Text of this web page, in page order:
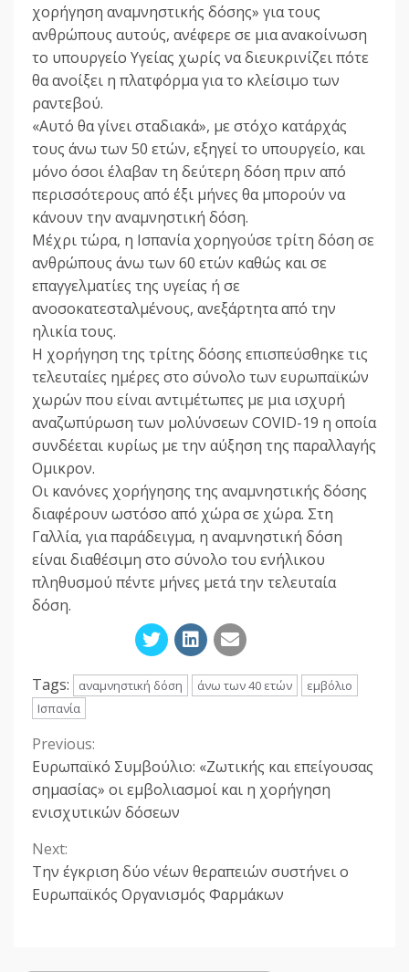
χορήγηση αναμνηστικής δόσης» για τους
ανθρώπους αυτούς, ανέφερε σε μια ανακοίνωση
το υπουργείο Υγείας χωρίς να διευκρινίζει πότε
θα ανοίξει η πλατφόρμα για το κλείσιμο των
ραντεβού.
«Αυτό θα γίνει σταδιακά», με στόχο κατ΄αρχάς
τους άνω των 50 ετών, εξηγεί το υπουργείο, και
μόνο όσοι έλαβαν τη δεύτερη δόση πριν από
περισσότερους από έξι μήνες θα μπορούν να
κάνουν την αναμνηστική δόση.
Μέχρι τώρα, η Ισπανία χορηγούσε τρίτη δόση σε
ανθρώπους άνω των 60 ετών καθώς και σε
επαγγελματίες της υγείας ή σε
ανοσοκατεσταλμένους, ανεξάρτητα από την
ηλικία τους.
Η χορήγηση της τρίτης δόσης επισπεύσθηκε τις
τελευταίες ημέρες στο σύνολο των ευρωπαϊκών
χωρών που είναι αντιμέτωπες με μια ισχυρή
αναζωπύρωση των μολύνσεων COVID-19 η οποία
συνδέεται κυρίως με την αύξηση της παραλλαγής
Ομικρον.
Οι κανόνες χορήγησης της αναμνηστικής δόσης
διαφέρουν ωστόσο από χώρα σε χώρα. Στη
Γαλλία, για παράδειγμα, η αναμνηστική δόση
είναι διαθέσιμη στο σύνολο του ενήλικου
πληθυσμού πέντε μήνες μετά την τελευταία
δόση.
Tags: αναμνηστική δόση άνω των 40 ετών
εμβόλιο
Ισπανία
Continue
Reading
Previous:
Ευρωπαϊκό Συμβούλιο: «Ζωτικής και επείγουσας
σημασίας» οι εμβολιασμοί και η χορήγηση
ενισχυτικών δόσεων
Next:
Την έγκριση δύο νέων θεραπειών συστήνει ο
Ευρωπαϊκός Οργανισμός Φαρμάκων